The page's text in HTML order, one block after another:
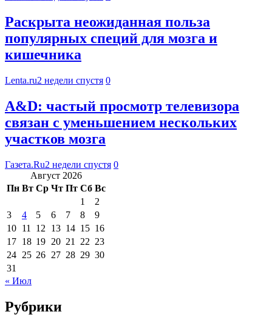
Раскрыта неожиданная польза
популярных специй для мозга и
кишечника
Lenta.ru2 недели спустя 0
A&D: частый просмотр телевизора
связан с уменьшением нескольких
участков мозга
Газета.Ru2 недели спустя 0
Август 2026
Пн Вт Ср Чт Пт Сб Вс
1
2
3
4 5 6 7 8
9
10 11 12 13 14 15 16
17 18 19 20 21 22 23
24 25 26 27 28 29 30
31
« Июл
Рубрики